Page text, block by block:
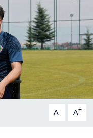
A- A+